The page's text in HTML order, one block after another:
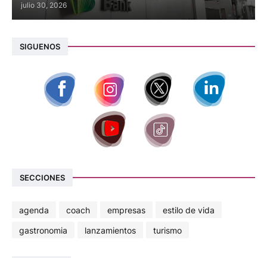
julio 30, 2026
SIGUENOS
SECCIONES
agenda coach empresas
estilo de vida
gastronomia
lanzamientos turismo